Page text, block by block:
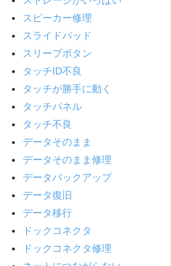
スピーカー修理
スライドパッド
スリープボタン
タッチID不良
タッチが勝手に動く
タッチパネル
タッチ不良
データそのまま
データそのまま修理
データバックアップ
データ復旧
データ移行
ドックコネクタ
ドックコネクタ修理